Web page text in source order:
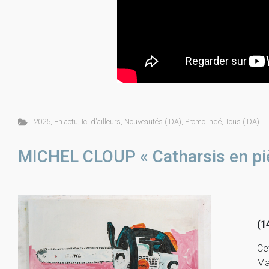
2025, En actu, Ici d'ailleurs, Nouveautés (IDA), Promo indé, Tous (IDA)
MICHEL CLOUP « Catharsis en